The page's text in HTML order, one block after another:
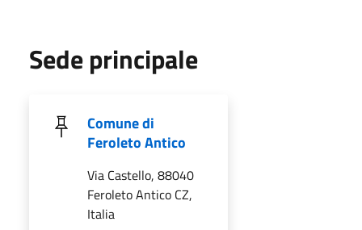
Sede principale
Comune di
Feroleto Antico
Via Castello, 88040
Feroleto Antico CZ,
Italia